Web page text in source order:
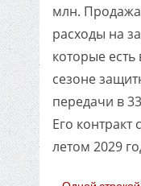
млн. Продажа
расходы на
которые
сезоне
передачи в
Его контракт
летом 2029